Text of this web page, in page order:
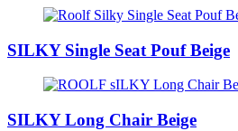
SILKY Single Seat Pouf Beige
SILKY Long Chair Beige